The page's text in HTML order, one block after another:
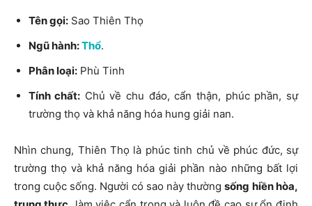
Tên gọi: Sao Thiên Thọ
Ngũ hành:Thổ.
Phân loại: Phù Tinh
Tính chất: Chủ về chu đáo, cẩn thận, phúc phần, sự
trường thọ và khả năng hóa hung giải nan.
Nhìn chung, Thiên Thọ là phúc tinh chủ về phúc đức, sự
trường thọ và khả năng hóa giải phần nào những bất lợi
trong cuộc sống. Người có sao này thường sống hiền hòa,